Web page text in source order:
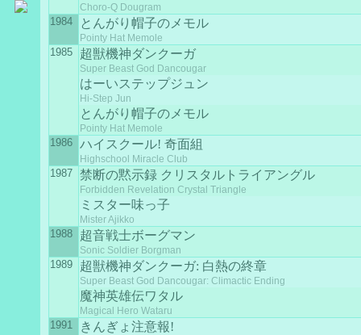
Choro-Q Dougram
1984 とんがり帽子のメモル
Pointy Hat Memole
1985 超獣機神ダンクーガ
Super Beast God Dancougar
はーいステップジュン
Hi-Step Jun
とんがり帽子のメモル
Pointy Hat Memole
1986 ハイスクール! 奇面組
Highschool Miracle Club
1987 禁断の黙示録 クリスタルトライアングル
Forbidden Revelation Crystal Triangle
ミスター味っ子
Mister Ajikko
1988 超音戦士ボーグマン
Sonic Soldier Borgman
1989 超獣機神ダンクーガ: 白熱の終章
Super Beast God Dancougar: Climactic Ending
魔神英雄伝ワタル
Magical Hero Wataru
1991 きんぎょ注意報!